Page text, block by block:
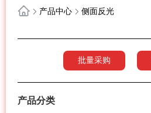
产品中心 侧面反光
批量采购
产品分类